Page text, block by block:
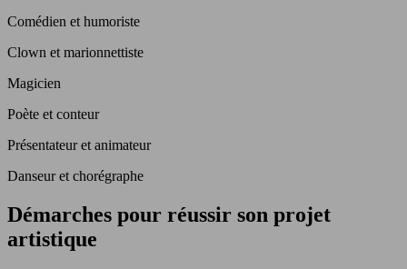
Comédien et humoriste
Clown et marionnettiste
Magicien
Poète et conteur
Présentateur et animateur
Danseur et chorégraphe
Démarches pour réussir son projet
artistique